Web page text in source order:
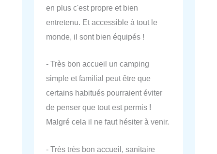
en plus c'est propre et bien
entretenu. Et accessible à tout le
monde, il sont bien équipés !
- Très bon accueil un camping
simple et familial peut être que
certains habitués pourraient éviter
de penser que tout est permis !
Malgré cela il ne faut hésiter à venir.
- Très très bon accueil, sanitaire